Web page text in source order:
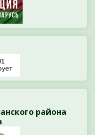
района